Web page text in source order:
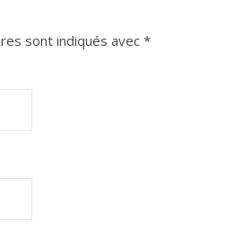
sont indiqués avec*